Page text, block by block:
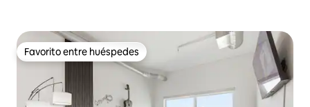
Favorito entre huéspedes
Favorito entre huéspedes